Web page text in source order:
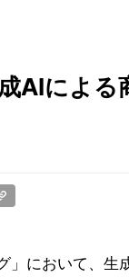
AIによる
」において、生